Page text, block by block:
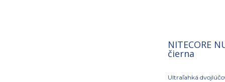
NITECORE
čierna
Ultraľahká